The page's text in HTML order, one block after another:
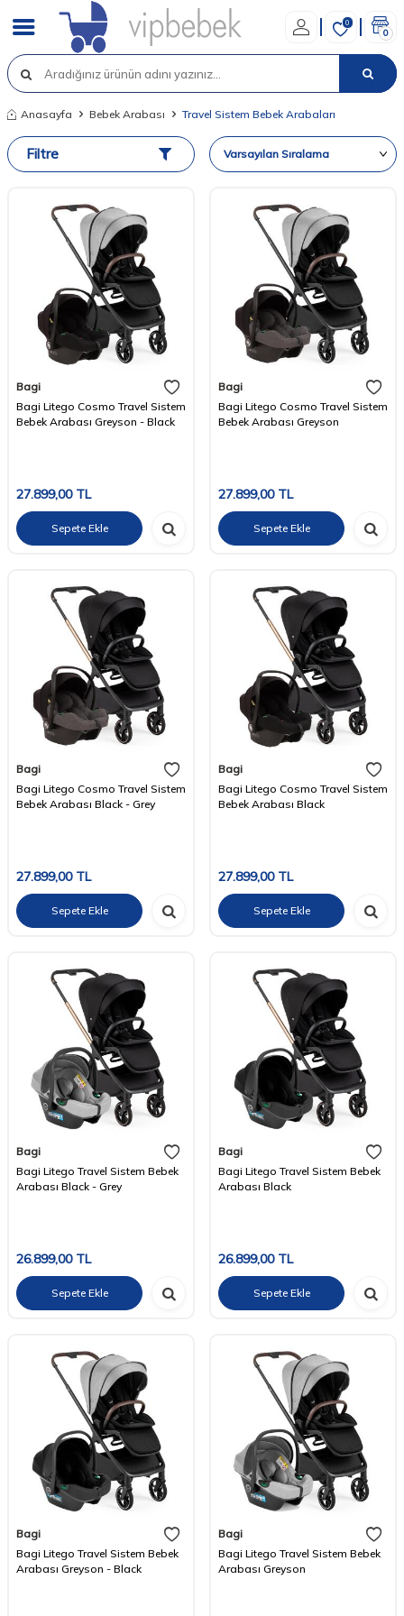
0
0
Anasayfa Bebek Arabası Travel Sistem Bebek Arabaları
Filtre
Bagi
Bagi Litego Cosmo Travel Sistem
Bebek Arabası Greyson - Black
27.899,00TL
Sepete Ekle
Bagi
Bagi Litego Cosmo Travel Sistem
Bebek Arabası Greyson
27.899,00TL
Sepete Ekle
Bagi
Bagi Litego Cosmo Travel Sistem
Bebek Arabası Black - Grey
27.899,00TL
Sepete Ekle
Bagi
Bagi Litego Cosmo Travel Sistem
Bebek Arabası Black
27.899,00TL
Sepete Ekle
Bagi
Bagi Litego Travel Sistem Bebek
Arabası Black - Grey
26.899,00TL
Sepete Ekle
Bagi
Bagi Litego Travel Sistem Bebek
Arabası Black
26.899,00TL
Sepete Ekle
Bagi
Bagi Litego Travel Sistem Bebek
Arabası Greyson - Black
Bagi
Bagi Litego Travel Sistem Bebek
Arabası Greyson